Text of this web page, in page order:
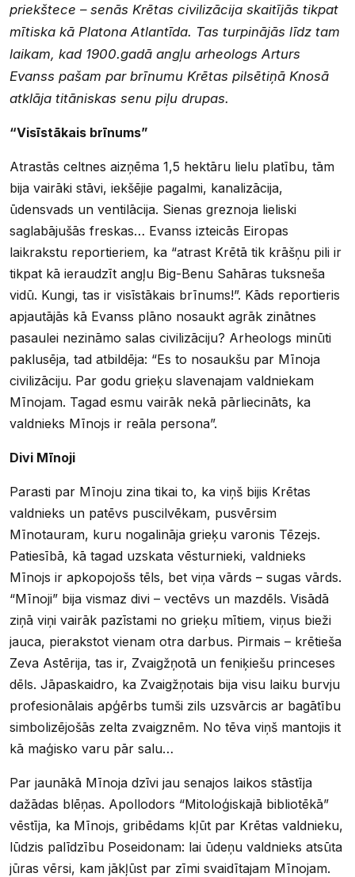
priekštece – senās Krētas civilizācija skaitījās tikpat
mītiska kā Platona Atlantīda. Tas turpinājās līdz tam
laikam, kad 1900.gadā angļu arheologs Arturs
Evanss pašam par brīnumu Krētas pilsētiņā Knosā
atklāja titāniskas senu piļu drupas.
“Visīstākais brīnums”
Atrastās celtnes aizņēma 1,5 hektāru lielu platību, tām
bija vairāki stāvi, iekšējie pagalmi, kanalizācija,
ūdensvads un ventilācija. Sienas greznoja lieliski
saglabājušās freskas… Evanss izteicās Eiropas
laikrakstu reportieriem, ka “atrast Krētā tik krāšņu pili ir
tikpat kā ieraudzīt angļu Big-Benu Sahāras tuksneša
vidū. Kungi, tas ir visīstākais brīnums!”. Kāds reportieris
apjautājās kā Evanss plāno nosaukt agrāk zinātnes
pasaulei nezināmo salas civilizāciju? Arheologs minūti
paklusēja, tad atbildēja: “Es to nosaukšu par Mīnoja
civilizāciju. Par godu grieķu slavenajam valdniekam
Mīnojam. Tagad esmu vairāk nekā pārliecināts, ka
valdnieks Mīnojs ir reāla persona”.
Divi Mīnoji
Parasti par Mīnoju zina tikai to, ka viņš bijis Krētas
valdnieks un patēvs puscilvēkam, pusvērsim
Mīnotauram, kuru nogalināja grieķu varonis Tēzejs.
Patiesībā, kā tagad uzskata vēsturnieki, valdnieks
Mīnojs ir apkopojošs tēls, bet viņa vārds – sugas vārds.
“Mīnoji” bija vismaz divi – vectēvs un mazdēls. Visādā
ziņā viņi vairāk pazīstami no grieķu mītiem, viņus bieži
jauca, pierakstot vienam otra darbus. Pirmais – krētieša
Zeva Astērija, tas ir, Zvaigžņotā un feniķiešu princeses
dēls. Jāpaskaidro, ka Zvaigžņotais bija visu laiku burvju
profesionālais apģērbs tumši zils uzsvārcis ar bagātību
simbolizējošās zelta zvaigznēm. No tēva viņš mantojis it
kā maģisko varu pār salu…
Par jaunākā Mīnoja dzīvi jau senajos laikos stāstīja
dažādas blēņas. Apollodors “Mitoloģiskajā bibliotēkā”
vēstīja, ka Mīnojs, gribēdams kļūt par Krētas valdnieku,
lūdzis palīdzību Poseidonam: lai ūdeņu valdnieks atsūta
jūras vērsi, kam jākļūst par zīmi svaidītajam Mīnojam.